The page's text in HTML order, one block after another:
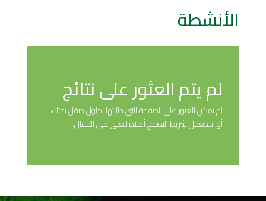
الأنشطة
لم يتم العثور على نتائج
لم يمكن العثور على الصفحة التي طلبتها. حاول صقل بحثك،
أو استعمل شريط التصفح أعلاه للعثور على المقال.